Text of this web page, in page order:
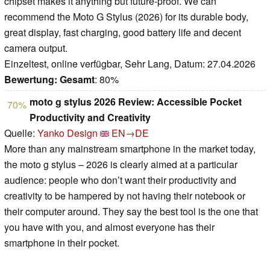
recommend the Moto G Stylus (2026) for its durable body,
great display, fast charging, good battery life and decent
camera output.
Einzeltest, online verfügbar, Sehr Lang, Datum: 27.04.2026
Bewertung: Gesamt: 80%
70% moto g stylus 2026 Review: Accessible Pocket
Productivity and Creativity
Quelle: Yanko Design
EN→DE
More than any mainstream smartphone in the market today,
the moto g stylus – 2026 is clearly aimed at a particular
audience: people who don’t want their productivity and
creativity to be hampered by not having their notebook or
their computer around. They say the best tool is the one that
you have with you, and almost everyone has their
smartphone in their pocket.